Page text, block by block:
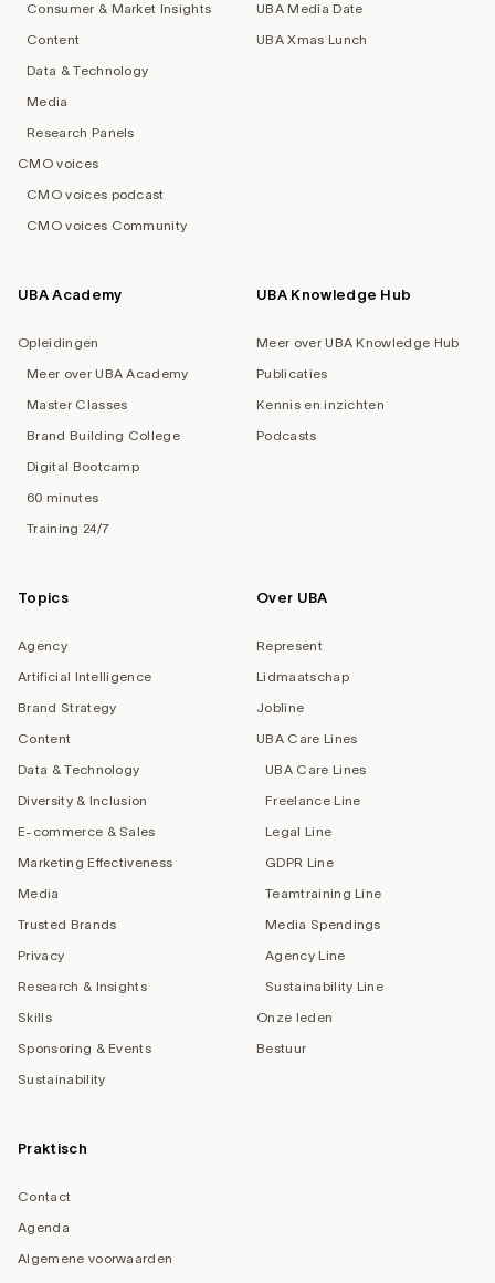
Consumer & Market Insights
Content
Data & Technology
Media
Research Panels
CMO voices
CMO voices podcast
CMO voices Community
UBA Media Date
UBA Xmas Lunch
UBA Academy
Opleidingen
Meer over UBA Academy
Master Classes
Brand Building College
Digital Bootcamp
60 minutes
Training 24/7
UBA Knowledge Hub
Meer over UBA Knowledge Hub
Publicaties
Kennis en inzichten
Podcasts
Topics
Agency
Artificial Intelligence
Brand Strategy
Content
Data & Technology
Diversity & Inclusion
E-commerce & Sales
Marketing Effectiveness
Media
Trusted Brands
Privacy
Research & Insights
Skills
Sponsoring & Events
Sustainability
Over UBA
Represent
Lidmaatschap
Jobline
UBA Care Lines
UBA Care Lines
Freelance Line
Legal Line
GDPR Line
Teamtraining Line
Media Spendings
Agency Line
Sustainability Line
Onze leden
Bestuur
Praktisch
Contact
Agenda
Algemene voorwaarden